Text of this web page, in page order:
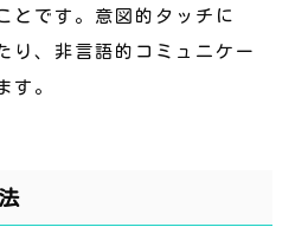
とです。意図的タッチに
り、非言語的コミュニケー
す。